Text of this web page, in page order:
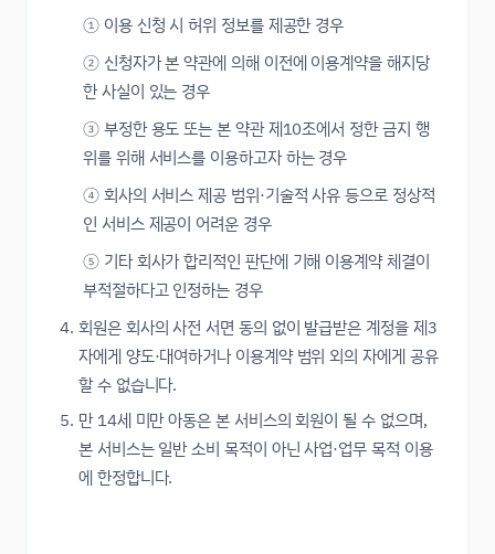
① 이용 신청 시 허위 정보를 제공한 경우
② 신청자가 본 약관에 의해 이전에 이용계약을 해지당
한 사실이 있는 경우
③ 부정한 용도 또는 본 약관 제10조에서 정한 금지 행
위를 위해 서비스를 이용하고자 하는 경우
④ 회사의 서비스 제공 범위·기술적 사유 등으로 정상적
인 서비스 제공이 어려운 경우
⑤ 기타 회사가 합리적인 판단에 기해 이용계약 체결이
부적절하다고 인정하는 경우
회원은 회사의 사전 서면 동의 없이 발급받은 계정을 제3
자에게 양도·대여하거나 이용계약 범위 외의 자에게 공유
할 수 없습니다.
만 14세 미만 아동은 본 서비스의 회원이 될 수 없으며,
본 서비스는 일반 소비 목적이 아닌 사업·업무 목적 이용
에 한정합니다.